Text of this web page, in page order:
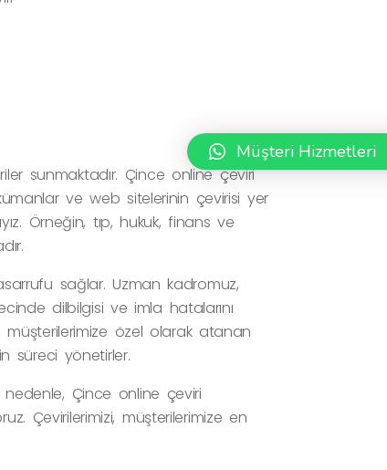
sunmaktadır. Çince online çeviri
ve web sitelerinin çevirisi yer
Örneğin, tıp, hukuk, finans ve
sağlar. Uzman kadromuz,
dilbilgisi ve imla hatalarını
müşterilerimize özel olarak atanan
süreci yönetirler.
Çince online çeviri
Çevirilerimizi, müşterilerimize en
Müşteri Hizmetleri